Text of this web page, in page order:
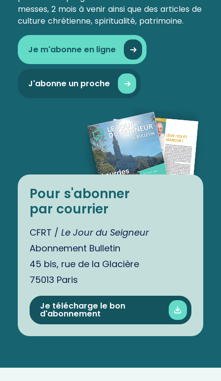
messes, 2 mois à venir ainsi que des articles de
culture chrétienne, spiritualité, patrimoine.
Je m'abonne en ligne
J'abonne un proche
Pour s'abonner
par courrier
CFRT / Le Jour du Seigneur
Abonnement Bulletin
45 bis, rue de la Glacière
75013 Paris
Je télécharge le bon
d'abonnement